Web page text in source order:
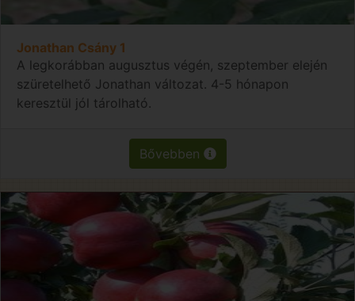
Jonathan Csány 1
A legkorábban augusztus végén, szeptember elején
szüretelhető Jonathan változat. 4-5 hónapon
keresztül jól tárolható.
Bővebben